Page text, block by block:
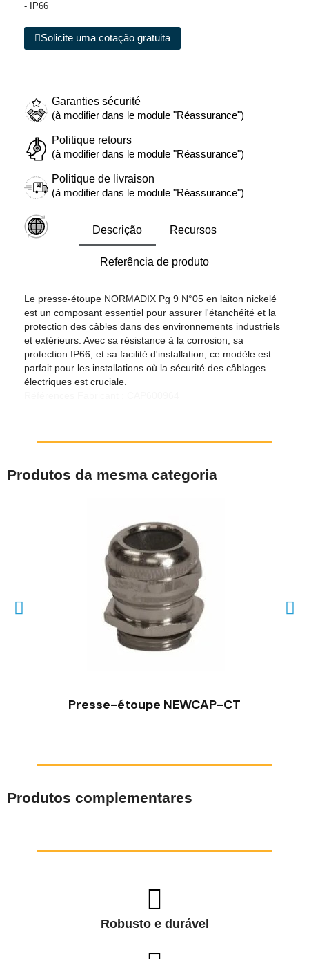
- IP66
Solicite uma cotação gratuita
Garanties sécurité
(à modifier dans le module "Réassurance")
Politique retours
(à modifier dans le module "Réassurance")
Politique de livraison
(à modifier dans le module "Réassurance")
Descrição Recursos
Referência de produto
Le presse-étoupe NORMADIX Pg 9 N°05 en laiton nickelé
est un composant essentiel pour assurer l'étanchéité et la
protection des câbles dans des environnements industriels
et extérieurs. Avec sa résistance à la corrosion, sa
protection IP66, et sa facilité d'installation, ce modèle est
parfait pour les installations où la sécurité des câblages
électriques est cruciale.
Produtos da mesma categoria
Presse-étoupe NEWCAP-CT
Produtos complementares
Robusto e durável